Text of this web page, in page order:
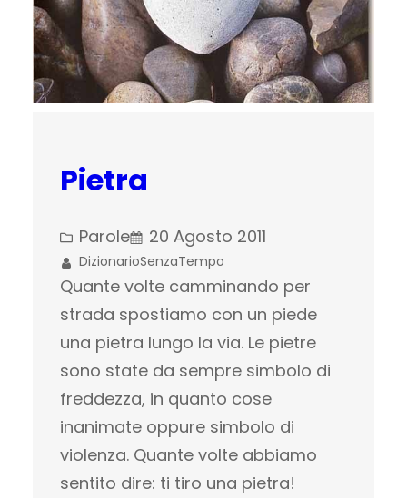
Pietra
Parole 20 Agosto 2011
DizionarioSenzaTempo
Quante volte camminando per
strada spostiamo con un piede
una pietra lungo la via. Le pietre
sono state da sempre simbolo di
freddezza, in quanto cose
inanimate oppure simbolo di
violenza. Quante volte abbiamo
sentito dire: ti tiro una pietra!